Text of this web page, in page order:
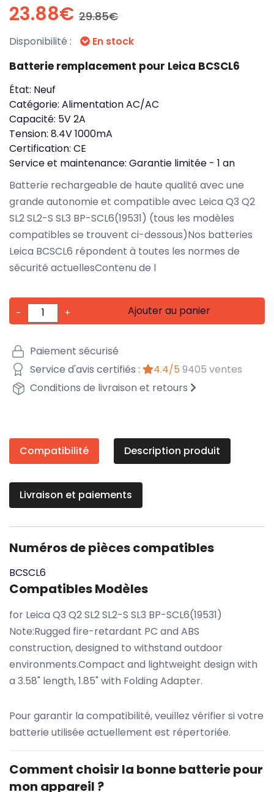
23.88€ 29.85€
Disponibilité : En stock
Batterie remplacement pour Leica BCSCL6
État: Neuf
Catégorie: Alimentation AC/AC
Capacité: 5V 2A
Tension: 8.4V 1000mA
Certification: CE
Service et maintenance: Garantie limitée - 1 an
Batterie rechargeable de haute qualité avec une
grande autonomie et compatible avec Leica Q3 Q2
SL2 SL2-S SL3 BP-SCL6(19531) (tous les modèles
compatibles se trouvent ci-dessous)Nos batteries
Leica BCSCL6 répondent à toutes les normes de
sécurité actuellesContenu de l
- + Ajouter au panier
Paiement sécurisé
Service d'avis certifiés :
4.4/5 9405 ventes
Conditions de livraison et retours
Compatibilité Description produit
Livraison et paiements
Numéros de pièces compatibles
BCSCL6
Compatibles Modèles
for Leica Q3 Q2 SL2 SL2-S SL3 BP-SCL6(19531)
Note:Rugged fire-retardant PC and ABS
construction, designed to withstand outdoor
environments.Compact and lightweight design with
a 3.58" length, 1.85" with Folding Adapter.
Pour garantir la compatibilité, veuillez vérifier si votre
batterie utilisée actuellement est répertoriée.
Comment choisir la bonne batterie pour
mon appareil ?